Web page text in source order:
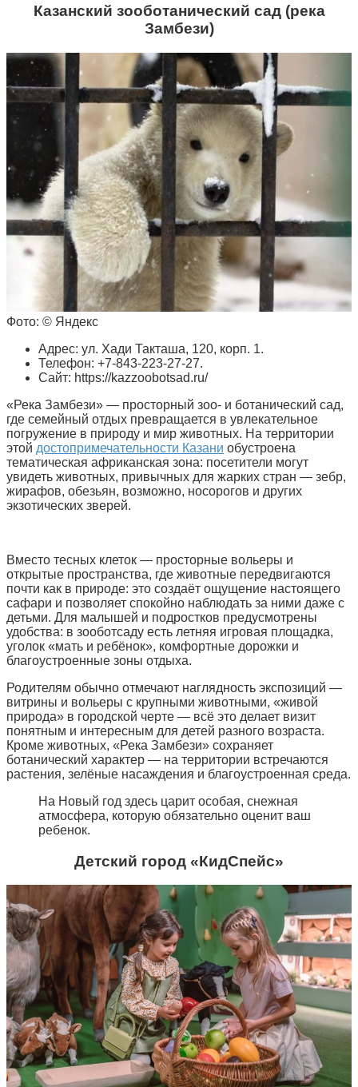
Казанский зооботанический сад (река
Замбези)
Фото: © Яндекс
Адрес: ул. Хади Такташа, 120, корп. 1.
Телефон: +7-843-223-27-27.
Сайт: https://kazzoobotsad.ru/
«Река Замбези» — просторный зоо- и ботанический сад,
где семейный отдых превращается в увлекательное
погружение в природу и мир животных. На территории
этой достопримечательности Казани обустроена
тематическая африканская зона: посетители могут
увидеть животных, привычных для жарких стран — зебр,
жирафов, обезьян, возможно, носорогов и других
экзотических зверей.
Вместо тесных клеток — просторные вольеры и
открытые пространства, где животные передвигаются
почти как в природе: это создаёт ощущение настоящего
сафари и позволяет спокойно наблюдать за ними даже с
детьми. Для малышей и подростков предусмотрены
удобства: в зооботсаду есть летняя игровая площадка,
уголок «мать и ребёнок», комфортные дорожки и
благоустроенные зоны отдыха.
Родителям обычно отмечают наглядность экспозиций —
витрины и вольеры с крупными животными, «живой
природа» в городской черте — всё это делает визит
понятным и интересным для детей разного возраста.
Кроме животных, «Река Замбези» сохраняет
ботанический характер — на территории встречаются
растения, зелёные насаждения и благоустроенная среда.
На Новый год здесь царит особая, снежная
атмосфера, которую обязательно оценит ваш
ребенок.
Детский город «КидСпейс»